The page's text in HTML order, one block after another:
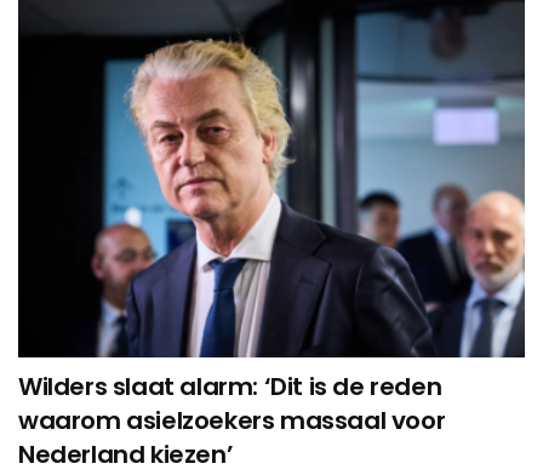
Wilders slaat alarm: ‘Dit is de reden
waarom asielzoekers massaal voor
Nederland kiezen’